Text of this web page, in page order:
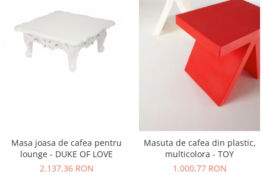
Blaturi din HPL Compact
Blaturi din piatra naturala si
compozit
Scaune profesionale
Scaun laborator
Masa joasa de cafea pentru
lounge - DUKE OF LOVE
2.137,36 RON
Masuta de cafea din plastic,
multicolora - TOY
1.000,77 RON